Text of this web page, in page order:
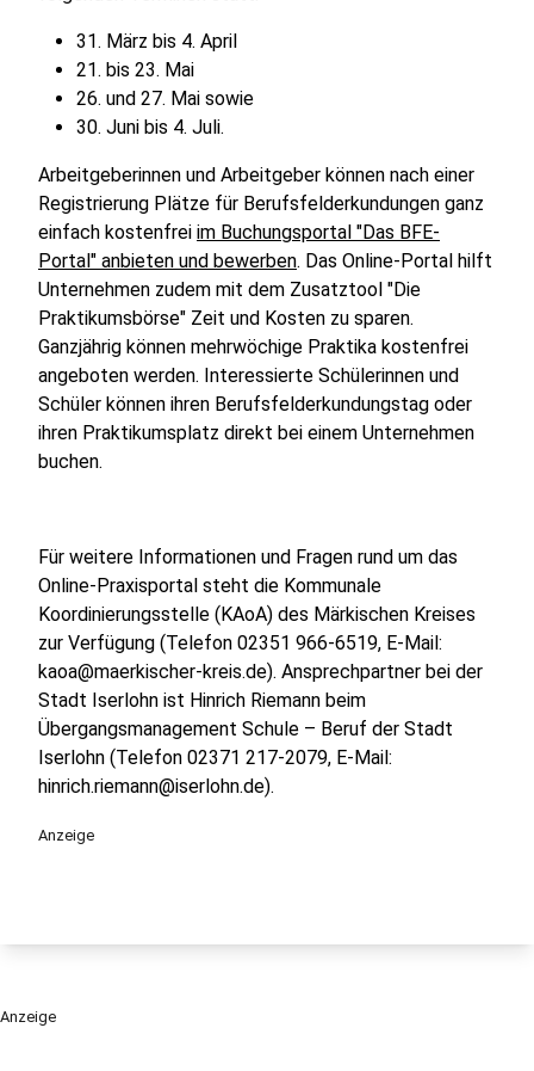
31. März bis 4. April
21. bis 23. Mai
26. und 27. Mai sowie
30. Juni bis 4. Juli.
Arbeitgeberinnen und Arbeitgeber können nach einer
Registrierung Plätze für Berufsfelderkundungen ganz
einfach kostenfrei im Buchungsportal "Das BFE-
Portal" anbieten und bewerben. Das Online-Portal hilft
Unternehmen zudem mit dem Zusatztool "Die
Praktikumsbörse" Zeit und Kosten zu sparen.
Ganzjährig können mehrwöchige Praktika kostenfrei
angeboten werden. Interessierte Schülerinnen und
Schüler können ihren Berufsfelderkundungstag oder
ihren Praktikumsplatz direkt bei einem Unternehmen
buchen.
Für weitere Informationen und Fragen rund um das
Online-Praxisportal steht die Kommunale
Koordinierungsstelle (KAoA) des Märkischen Kreises
zur Verfügung (Telefon 02351 966-6519, E-Mail:
kaoa@maerkischer-kreis.de). Ansprechpartner bei der
Stadt Iserlohn ist Hinrich Riemann beim
Übergangsmanagement Schule – Beruf der Stadt
Iserlohn (Telefon 02371 217-2079, E-Mail:
hinrich.riemann@iserlohn.de).
Anzeige
Anzeige